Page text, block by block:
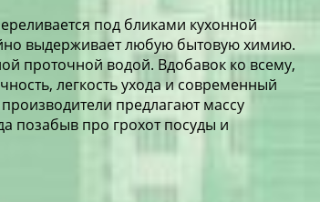
под бликами кухонной
выдерживает любую бытовую химию.
проточной водой. Вдобавок ко всему,
легкость ухода и современный
предлагают массу
позабыв про грохот посуды и